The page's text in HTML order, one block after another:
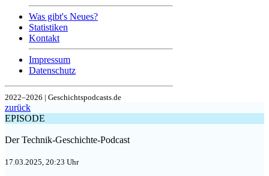
Was gibt's Neues?
Statistiken
Kontakt
Impressum
Datenschutz
2022–2026 | Geschichtspodcasts.de
zurück
EPISODE
Der Technik-Geschichte-Podcast
17.03.2025, 20:23 Uhr